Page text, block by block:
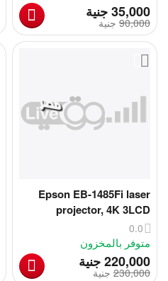
جنية35,000
جنية 90,000
Epson EB-1485Fi laser
projector, 4K 3LCD
Technology, interactive
display, 5000 Lumen,
V11H919040
0.0
متوفر بالمخزون
جنية220,000
جنية 230,000